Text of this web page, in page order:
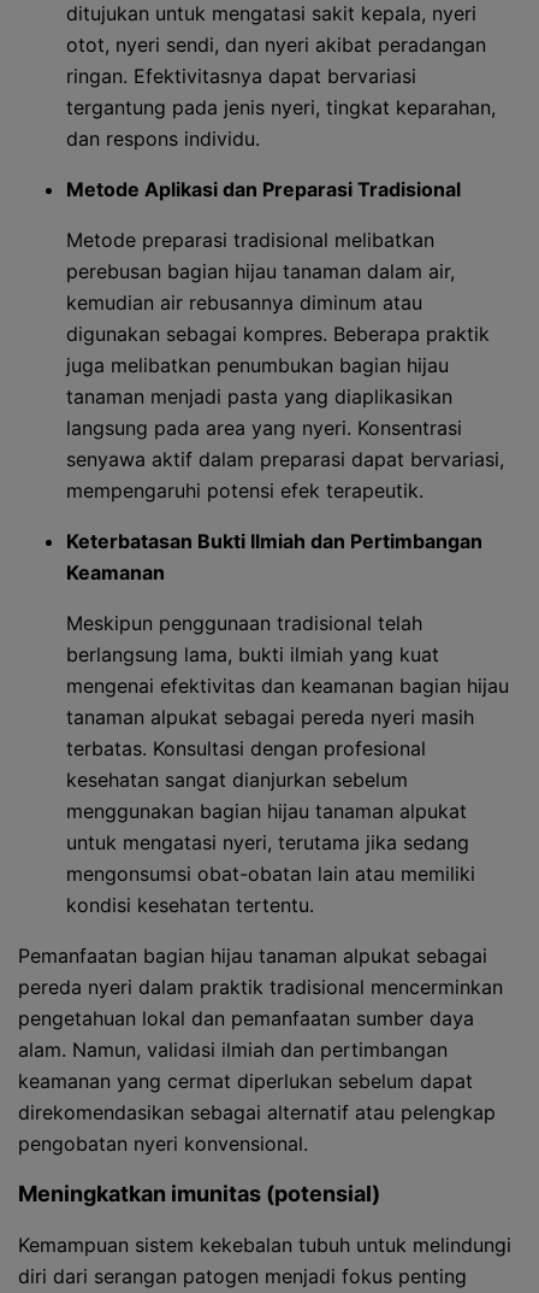
ditujukan untuk mengatasi sakit kepala, nyeri
otot, nyeri sendi, dan nyeri akibat peradangan
ringan. Efektivitasnya dapat bervariasi
tergantung pada jenis nyeri, tingkat keparahan,
dan respons individu.
Metode Aplikasi dan Preparasi Tradisional
Metode preparasi tradisional melibatkan
perebusan bagian hijau tanaman dalam air,
kemudian air rebusannya diminum atau
digunakan sebagai kompres. Beberapa praktik
juga melibatkan penumbukan bagian hijau
tanaman menjadi pasta yang diaplikasikan
langsung pada area yang nyeri. Konsentrasi
senyawa aktif dalam preparasi dapat bervariasi,
mempengaruhi potensi efek terapeutik.
Keterbatasan Bukti Ilmiah dan Pertimbangan
Keamanan
Meskipun penggunaan tradisional telah
berlangsung lama, bukti ilmiah yang kuat
mengenai efektivitas dan keamanan bagian hijau
tanaman alpukat sebagai pereda nyeri masih
terbatas. Konsultasi dengan profesional
kesehatan sangat dianjurkan sebelum
menggunakan bagian hijau tanaman alpukat
untuk mengatasi nyeri, terutama jika sedang
mengonsumsi obat-obatan lain atau memiliki
kondisi kesehatan tertentu.
Pemanfaatan bagian hijau tanaman alpukat sebagai
pereda nyeri dalam praktik tradisional mencerminkan
pengetahuan lokal dan pemanfaatan sumber daya
alam. Namun, validasi ilmiah dan pertimbangan
keamanan yang cermat diperlukan sebelum dapat
direkomendasikan sebagai alternatif atau pelengkap
pengobatan nyeri konvensional.
Meningkatkan imunitas (potensial)
Kemampuan sistem kekebalan tubuh untuk melindungi
diri dari serangan patogen menjadi fokus penting